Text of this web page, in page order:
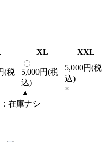
XL XXL
(税
5,000円(税
込)
▲
5,000円(税
込)
×
在庫ナシ